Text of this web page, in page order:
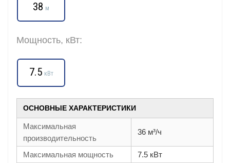
38 м
Мощность, кВт:
7.5 кВт
ОСНОВНЫЕ ХАРАКТЕРИСТИКИ
Максимальная
производительность
36 м³/ч
Максимальная мощность
7.5 кВт